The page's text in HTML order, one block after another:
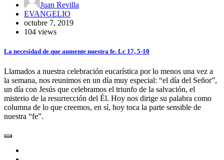
Juan Revilla
EVANGELIO
octubre 7, 2019
104 views
La necesidad de que aumente nuestra fe. Lc 17, 5-10
Llamados a nuestra celebración eucarística por lo menos una vez a
la semana, nos reunimos en un día muy especial: “el día del Señor”,
un día con Jesús que celebramos el triunfo de la salvación, el
misterio de la resurrección del Él. Hoy nos dirige su palabra como
columna de lo que creemos, en sí, hoy toca la parte sensible de
nuestra “fe”.